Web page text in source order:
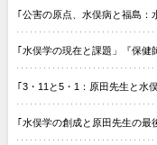
｢公害の原点、水俣病と福島
｢水俣学の現在と課題」『保健
｢3・11と5・1：原田先生と水
｢水俣学の創成と原田先生の